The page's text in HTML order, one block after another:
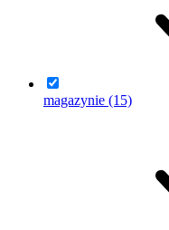
magazynie (15)